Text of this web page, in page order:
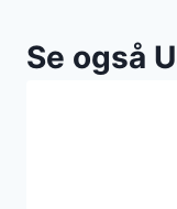
Se også